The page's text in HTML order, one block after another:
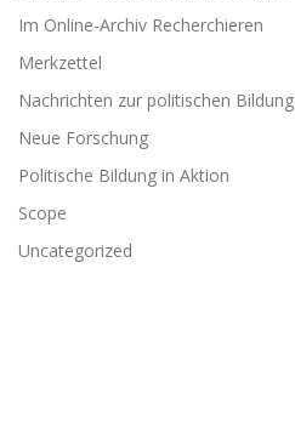
Im Online-Archiv Recherchieren
Merkzettel
Nachrichten zur politischen Bildung
Neue Forschung
Politische Bildung in Aktion
Scope
Uncategorized